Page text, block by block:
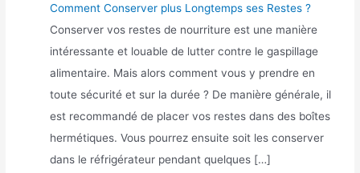
Comment Conserver plus Longtemps ses Restes ?
Conserver vos restes de nourriture est une manière
intéressante et louable de lutter contre le gaspillage
alimentaire. Mais alors comment vous y prendre en
toute sécurité et sur la durée ? De manière générale, il
est recommandé de placer vos restes dans des boîtes
hermétiques. Vous pourrez ensuite soit les conserver
dans le réfrigérateur pendant quelques […]